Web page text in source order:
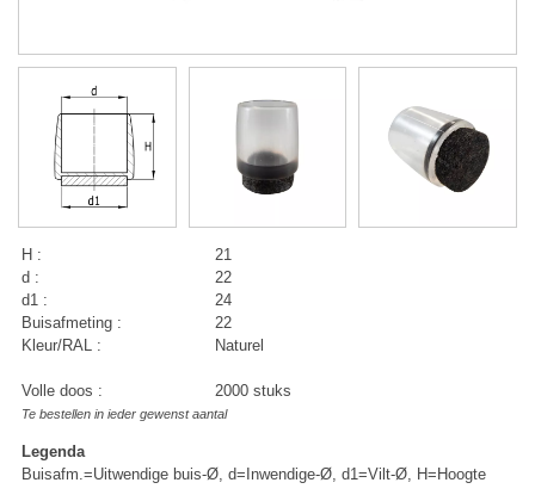
H :
21
d :
22
d1 :
24
Buisafmeting :
22
Kleur/RAL :
Naturel
Volle doos : 2000 stuks
Te bestellen in ieder gewenst aantal
Legenda
Buisafm.=Uitwendige buis-Ø, d=Inwendige-Ø, d1=Vilt-Ø, H=Hoogte